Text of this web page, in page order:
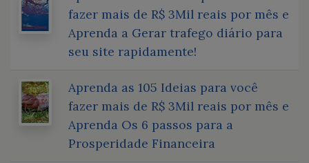
fazer mais de R$ 3Mil reais por mês e
Aprenda a Gerar trafego diário para
seu site rapidamente!
Aprenda as 105 Ideias para você
fazer mais de R$ 3Mil reais por mês e
Aprenda Os 6 passos para a
Prosperidade Financeira